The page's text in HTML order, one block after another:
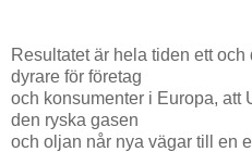
Resultatet är hela tiden ett
dyrare för företag
och konsumenter i Europa, att
den ryska gasen
och oljan når nya vägar till en